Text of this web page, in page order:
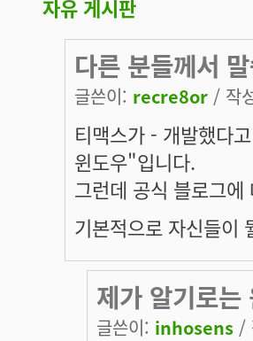
자유 게시판
다른 분들께서
글쓴이: recre8or / 작
티맥스가 - 개발했다
윈도우"입니다.
그런데 공식 블로그
기본적으로 자신들이
제가 알기로는
글쓴이: inhosens /